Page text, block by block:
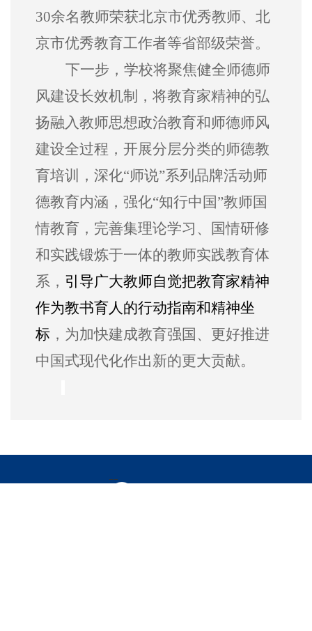
30余名教师荣获北京市优秀教师、北
京市优秀教育工作者等省部级荣誉。
下一步，学校将聚焦健全师德师
风建设长效机制， 将教育家精神的弘
扬融入教师思想政治教育和师德师风
建设全过程， 开展分层分类的师德教
育培训，深化“师说”系列品牌活动师
德教育内涵，强化“知行中国”教师国
情教育，完善集理论学习、国情研修
和实践锻炼于一体的教师实践教育体
系， 引导广大教师自觉把教育家精神
作为教书育人的行动指南和精神坐
标 ，为加快建成教育强国、更好推进
中国式现代化作出新的更大贡献。
12